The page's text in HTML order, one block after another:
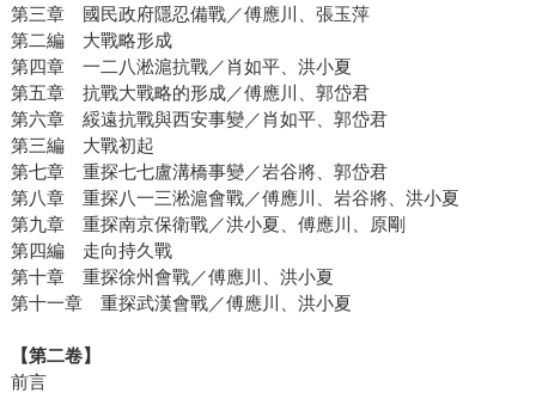
第三章 國民政府隱忍備戰／傅應川、張玉萍
第二編 大戰略形成
第四章 一二八淞滬抗戰／肖如平、洪小夏
第五章 抗戰大戰略的形成／傅應川、郭岱君
第六章 綏遠抗戰與西安事變／肖如平、郭岱君
第三編 大戰初起
第七章 重探七七盧溝橋事變／岩谷將、郭岱君
第八章 重探八一三淞滬會戰／傅應川、岩谷將、洪小夏
第九章 重探南京保衛戰／洪小夏、傅應川、原剛
第四編 走向持久戰
第十章 重探徐州會戰／傅應川、洪小夏
第十一章 重探武漢會戰／傅應川、洪小夏
【第二卷】
前言